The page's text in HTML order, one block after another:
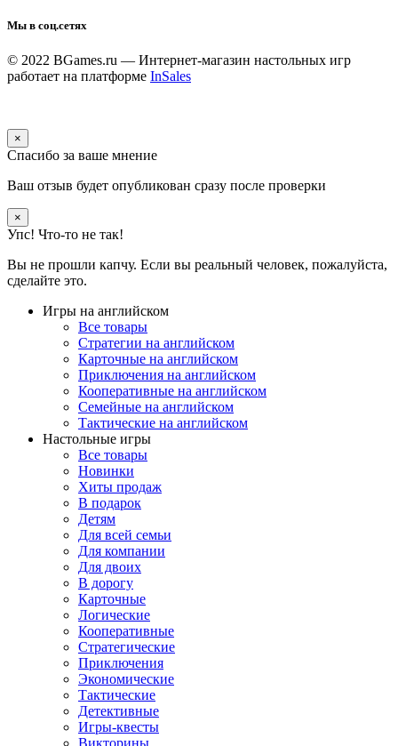
Мы в соц.сетях
© 2022 BGames.ru — Интернет-магазин настольных игр
работает на платформе InSales
×
Спасибо за ваше мнение
Ваш отзыв будет опубликован сразу после проверки
×
Упс! Что-то не так!
Вы не прошли капчу. Если вы реальный человек, пожалуйста,
сделайте это.
Игры на английском
Все товары
Стратегии на английском
Карточные на английском
Приключения на английском
Кооперативные на английском
Семейные на английском
Тактические на английском
Настольные игры
Все товары
Новинки
Хиты продаж
В подарок
Детям
Для всей семьи
Для компании
Для двоих
В дорогу
Карточные
Логические
Кооперативные
Стратегические
Приключения
Экономические
Тактические
Детективные
Игры-квесты